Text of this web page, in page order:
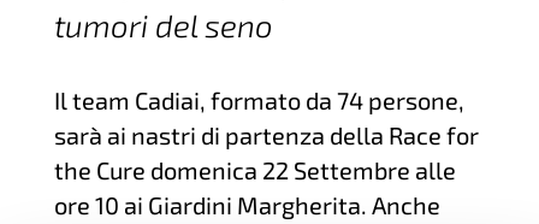
tumori del seno
Il team Cadiai, formato da 74 persone,
sarà ai nastri di partenza della Race for
the Cure domenica 22 Settembre alle
ore 10 ai Giardini Margherita. Anche